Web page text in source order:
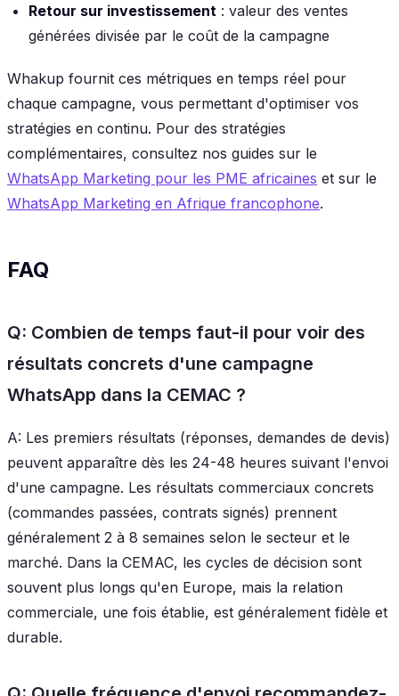
Retour sur investissement : valeur des ventes
générées divisée par le coût de la campagne
Whakup fournit ces métriques en temps réel pour
chaque campagne, vous permettant d'optimiser vos
stratégies en continu. Pour des stratégies
complémentaires, consultez nos guides sur le
WhatsApp Marketing pour les PME africaines et sur le
WhatsApp Marketing en Afrique francophone.
FAQ
Q: Combien de temps faut-il pour voir des
résultats concrets d'une campagne
WhatsApp dans la CEMAC ?
A: Les premiers résultats (réponses, demandes de devis)
peuvent apparaître dès les 24-48 heures suivant l'envoi
d'une campagne. Les résultats commerciaux concrets
(commandes passées, contrats signés) prennent
généralement 2 à 8 semaines selon le secteur et le
marché. Dans la CEMAC, les cycles de décision sont
souvent plus longs qu'en Europe, mais la relation
commerciale, une fois établie, est généralement fidèle et
durable.